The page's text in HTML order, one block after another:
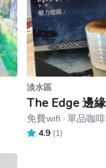
淡水區
The Edge 邊
免費wifi · 單品咖
4.9 (1)